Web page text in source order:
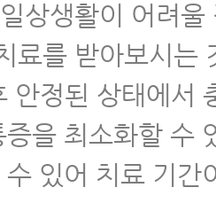
상생활이 어려울
료를 받아보시는
안정된 상태에서
을 최소화할 수
있어 치료 기간